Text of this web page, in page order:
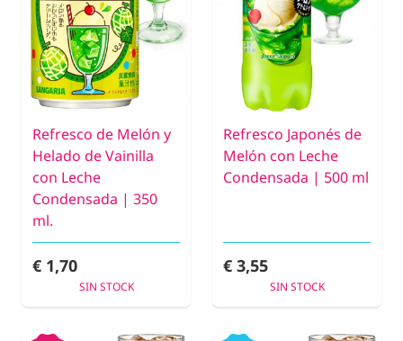
Refresco de Melón y
Helado de Vainilla
con Leche
Condensada | 350
ml.
€ 1,70
SIN STOCK
Refresco Japonés de
Melón con Leche
Condensada | 500 ml
€ 3,55
SIN STOCK